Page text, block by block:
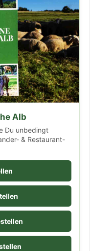
Alb
Du unbedingt
& Restaurant-